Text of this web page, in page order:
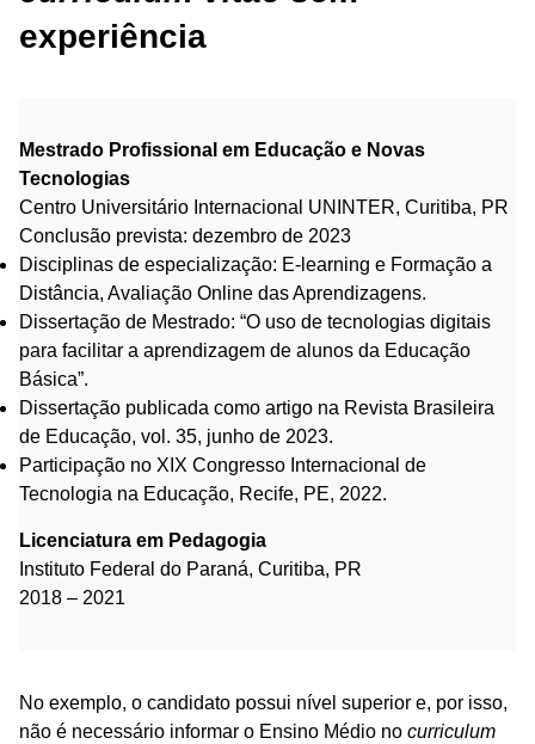
experiência
Mestrado Profissional em Educação e Novas
Tecnologias
Centro Universitário Internacional UNINTER, Curitiba, PR
Conclusão prevista: dezembro de 2023
Disciplinas de especialização: E-learning e Formação a
Distância, Avaliação Online das Aprendizagens.
Dissertação de Mestrado: “O uso de tecnologias digitais
para facilitar a aprendizagem de alunos da Educação
Básica”.
Dissertação publicada como artigo na Revista Brasileira
de Educação, vol. 35, junho de 2023.
Participação no XIX Congresso Internacional de
Tecnologia na Educação, Recife, PE, 2022.
Licenciatura em Pedagogia
Instituto Federal do Paraná, Curitiba, PR
2018 – 2021
No exemplo, o candidato possui nível superior e, por isso,
não é necessário informar o Ensino Médio no curriculum